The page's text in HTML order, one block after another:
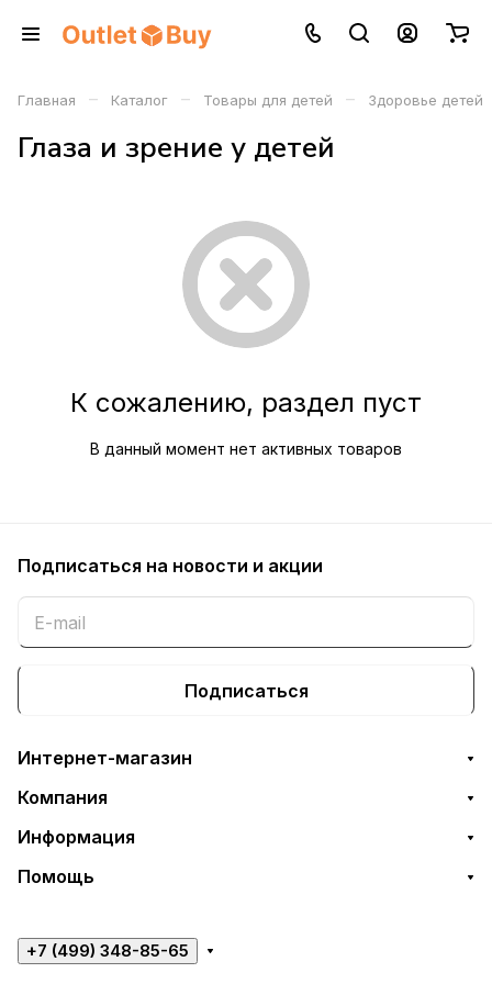
Главная – Каталог – Товары для детей – Здоровье детей
Глаза и зрение у детей
К сожалению, раздел пуст
В данный момент нет активных товаров
Подписаться на новости и акции
Подписаться
Интернет-магазин
Компания
Информация
Помощь
+7 (499) 348-85-65